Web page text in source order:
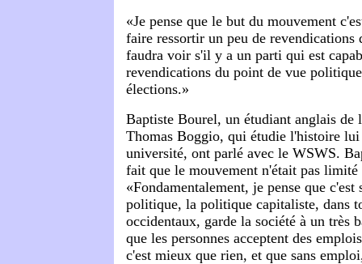
«Je pense que le but du mouvement
faire ressortir un peu de revendications
faudra voir s'il y a un parti qui est
revendications du point de vue
élections.»
Baptiste Bourel, un étudiant anglais
Thomas Boggio, qui étudie l'histoire lui
université, ont parlé avec le WSWS.
fait que le mouvement n'était pas limité
«Fondamentalement, je pense que
politique, la politique capitaliste, dans
occidentaux, garde la société à un très
que les personnes acceptent des
c'est mieux que rien, et que sans